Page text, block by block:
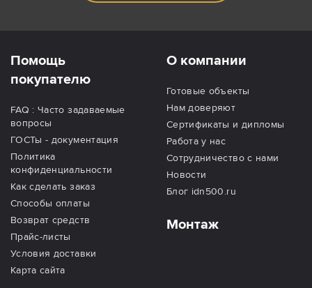
Помощь
покупателю
FAQ : Часто задаваемые
вопросы
ГОСТы - документация
Политика
конфиденциальности
Как сделать заказ
Способы оплаты
Возврат средств
Прайс-листы
Условия доставки
Карта сайта
О компании
Готовые объекты
Нам доверяют
Сертификаты и дипломы
Работа у нас
Сотрудничество с нами
Новости
Блог idn500.ru
Монтаж